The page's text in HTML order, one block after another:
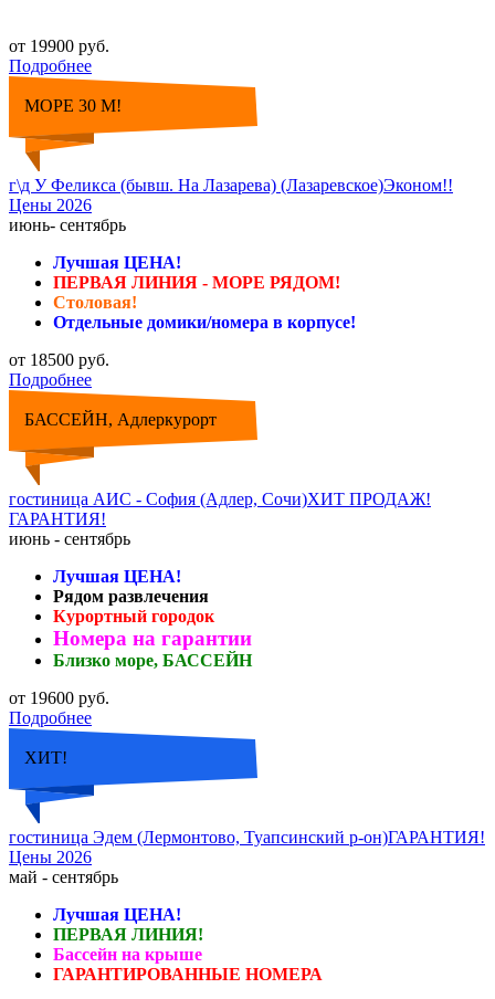
от 19900 руб.
Подробнее
МОРЕ 30 М!
г\д У Феликса (бывш. На Лазарева) (Лазаревское)Эконом!!
Цены 2026
июнь- сентябрь
Лучшая ЦЕНА!
ПЕРВАЯ ЛИНИЯ - МОРЕ РЯДОМ!
Столовая!
Отдельные домики/номера в корпусе!
от 18500 руб.
Подробнее
БАССЕЙН, Адлеркурорт
гостиница АИС - София (Адлер, Сочи)ХИТ ПРОДАЖ!
ГАРАНТИЯ!
июнь - сентябрь
Лучшая ЦЕНА!
Рядом развлечения
Курортный городок
Номера на гарантии
Близко море, БАССЕЙН
от 19600 руб.
Подробнее
ХИТ!
гостиница Эдем (Лермонтово, Туапсинский р-он)ГАРАНТИЯ!
Цены 2026
май - сентябрь
Лучшая ЦЕНА!
ПЕРВАЯ ЛИНИЯ!
Бассейн на крыше
ГАРАНТИРОВАННЫЕ НОМЕРА